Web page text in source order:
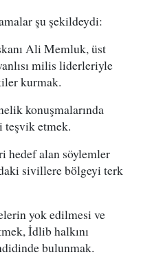
şu şekildeydi:
Ali Memluk, üst
milis liderleriyle
kurmak.
konuşmalarında
teşvik etmek.
hedef alan söylemler
sivillere bölgeyi terk
yok edilmesi ve
İdlib halkını
bulunmak.